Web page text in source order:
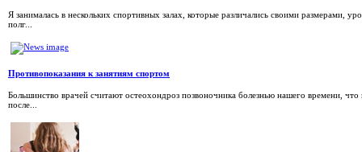
Я занималась в нескольких спортивных залах, которые различались своими размерами,
полг...
Противопоказания к занятиям спортом
Большинство врачей считают остеохондроз позвоночника болезнью нашего времени,
после...